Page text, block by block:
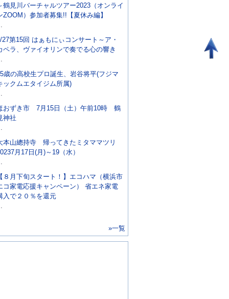
鶴見川バーチャルツアー2023（オンライ
ZOOM）参加者募集!!【夏休み編】
27第15回 はぁもにぃコンサート～ア・
ペラ、ヴァイオリンで奏でる心の響き
歳の高校生プロ誕生、岩谷将平(フジマ
ックムエタイジム所属)
おずき市 7月15日（土）午前10時 鶴
神社
本山總持寺 帰ってきたミタママツリ
月17日(月)～19（水）
８月下旬スタート！】エコハマ（横浜市
コ家電応援キャンペーン） 省エネ家電
入で２０％を還元
»一覧